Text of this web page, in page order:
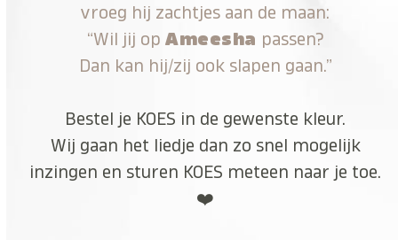
vroeg hij zachtjes aan de maan:
“Wil jij opAmeesha passen?
Dan kan hij/zij ook slapen gaan.”
Bestel je KOES in de gewenste kleur.
Wij gaan het liedje dan zo snel mogelijk
inzingen en sturen KOES meteen naar je toe.
❤️